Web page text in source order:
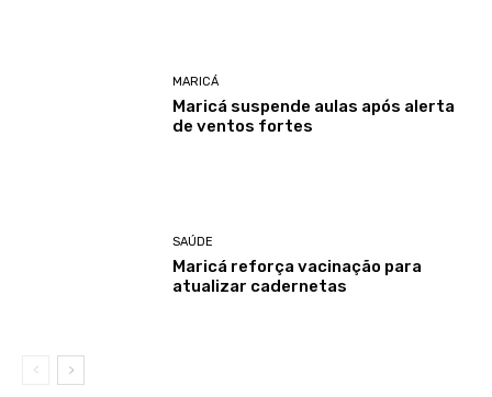
MARICÁ
Maricá suspende aulas após alerta
de ventos fortes
SAÚDE
Maricá reforça vacinação para
atualizar cadernetas